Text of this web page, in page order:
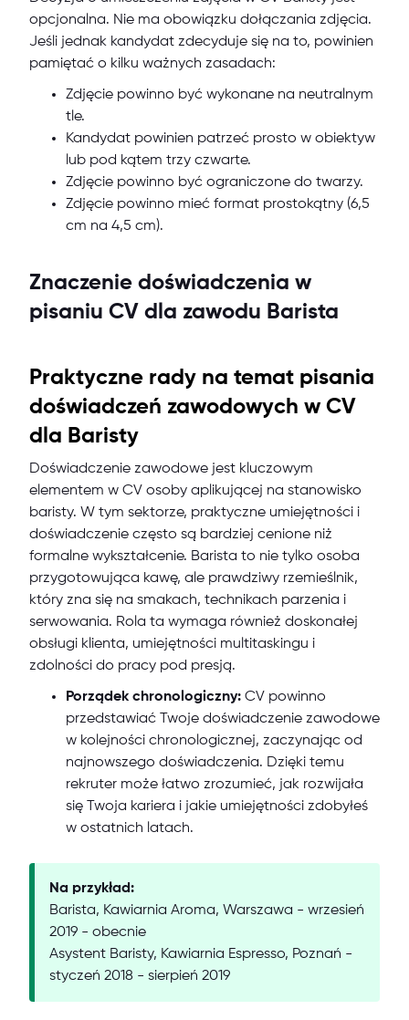
opcjonalna. Nie ma obowiązku dołączania zdjęcia.
Jeśli jednak kandydat zdecyduje się na to, powinien
pamiętać o kilku ważnych zasadach:
Zdjęcie powinno być wykonane na neutralnym
tle.
Kandydat powinien patrzeć prosto w obiektyw
lub pod kątem trzy czwarte.
Zdjęcie powinno być ograniczone do twarzy.
Zdjęcie powinno mieć format prostokątny (6,5
cm na 4,5 cm).
Znaczenie doświadczenia w
pisaniu CV dla zawodu Barista
Praktyczne rady na temat pisania
doświadczeń zawodowych w CV
dla Baristy
Doświadczenie zawodowe jest kluczowym
elementem w CV osoby aplikującej na stanowisko
baristy. W tym sektorze, praktyczne umiejętności i
doświadczenie często są bardziej cenione niż
formalne wykształcenie. Barista to nie tylko osoba
przygotowująca kawę, ale prawdziwy rzemieślnik,
który zna się na smakach, technikach parzenia i
serwowania. Rola ta wymaga również doskonałej
obsługi klienta, umiejętności multitaskingu i
zdolności do pracy pod presją.
Porządek chronologiczny: CV powinno
przedstawiać Twoje doświadczenie zawodowe
w kolejności chronologicznej, zaczynając od
najnowszego doświadczenia. Dzięki temu
rekruter może łatwo zrozumieć, jak rozwijała
się Twoja kariera i jakie umiejętności zdobyłeś
w ostatnich latach.
Na przykład:
Barista, Kawiarnia Aroma, Warszawa - wrzesień
2019 - obecnie
Asystent Baristy, Kawiarnia Espresso, Poznań -
styczeń 2018 - sierpień 2019